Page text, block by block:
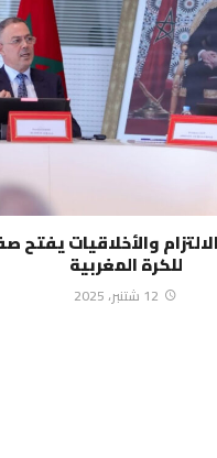
والأخلاقيات يفتح
للكرة المغربية
12 شتنبر، 2025